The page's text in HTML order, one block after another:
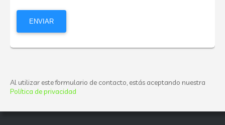
Al utilizar este formulario de contacto, estás aceptando nuestra
Política de privacidad